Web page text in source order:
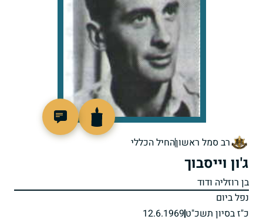
רב סמל ראשוןהחיל הכללי
ג'ון וייסבוך
בן רוזליה ודוד
נפל ביום
כ"ז בסיון תשכ"ט12.6.1969